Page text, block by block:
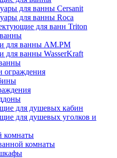
для ванны Cersanit
для ванны Roca
для ванн Triton
для ванны AM.PM
для ванны WasserKraft
для душевых кабин
для душевых уголков и
комнаты
комнаты